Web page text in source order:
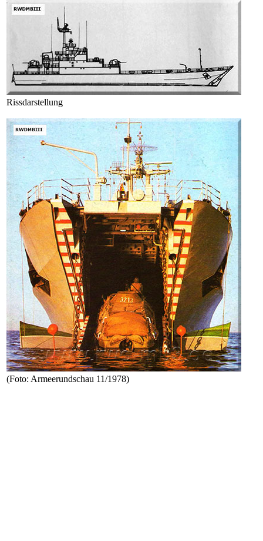
Rissdarstellung
(Foto: Armeerundschau 11/1978)